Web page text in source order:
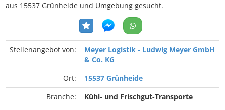
aus 15537 Grünheide und Umgebung gesucht.
Stellenangebot von:
Meyer Logistik - Ludwig Meyer GmbH
& Co. KG
Ort:
15537 Grünheide
Branche:
Kühl- und Frischgut-Transporte